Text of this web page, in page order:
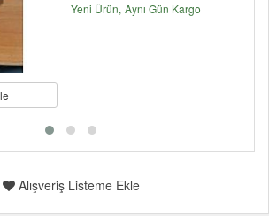
Yeni Ürün Aynı Gün Kargo
Alışveriş Listeme Ekle